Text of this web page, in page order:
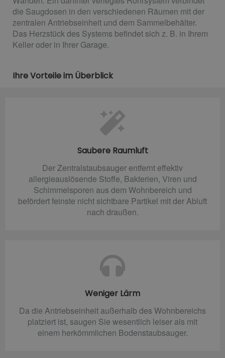
die Saugdosen in den verschiedenen Räumen mit der
zentralen Antriebseinheit und dem Sammelbehälter.
Das Herzstück des Systems befindet sich z. B. in Ihrem
Keller oder in Ihrer Garage.
Ihre Vorteile im Überblick
Saubere Raumluft
Der Zentralstaubsauger entfernt effektiv
allergieauslösende Stoffe, Bakterien, Viren und
Schimmelsporen aus dem Wohnbereich und
befördert feinste nicht sichtbare Partikel mit der Abluft
nach draußen.
Weniger Lärm
Da die Antriebseinheit außerhalb des Wohnbereichs
platziert ist, saugen Sie wesentlich leiser als mit
einem herkömmlichen Bodenstaubsauger.